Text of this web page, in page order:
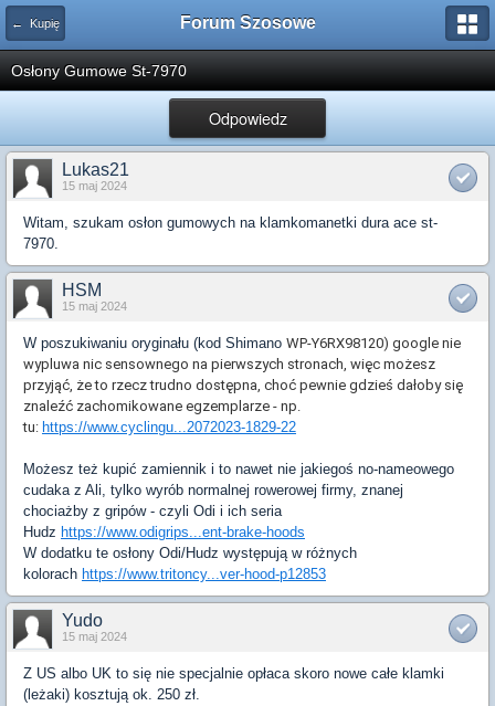
← Kupię Forum Szosowe
Osłony Gumowe St-7970
Odpowiedz
Lukas21
15 maj 2024
Witam, szukam osłon gumowych na klamkomanetki dura ace st-
7970.
HSM
15 maj 2024
W poszukiwaniu oryginału (kod Shimano WP-Y6RX98120) google nie
wypluwa nic sensownego na pierwszych stronach, więc możesz
przyjąć, że to rzecz trudno dostępna, choć pewnie gdzieś dałoby się
znaleźć zachomikowane egzemplarze - np.
tu: https://www.cyclingu...2072023-1829-22
Możesz też kupić zamiennik i to nawet nie jakiegoś no-nameowego
cudaka z Ali, tylko wyrób normalnej rowerowej firmy, znanej
chociażby z gripów - czyli Odi i ich seria
Hudz https://www.odigrips...ent-brake-hoods
W dodatku te osłony Odi/Hudz występują w różnych
kolorach https://www.tritoncy...ver-hood-p12853
Yudo
15 maj 2024
Z US albo UK to się nie specjalnie opłaca skoro nowe całe klamki
(leżaki) kosztują ok. 250 zł.